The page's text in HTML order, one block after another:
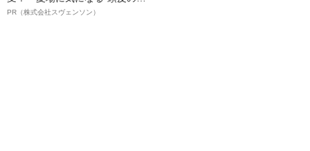
オイ”や“ベタつき”を解消す
PR（株式会社スヴェンソン）